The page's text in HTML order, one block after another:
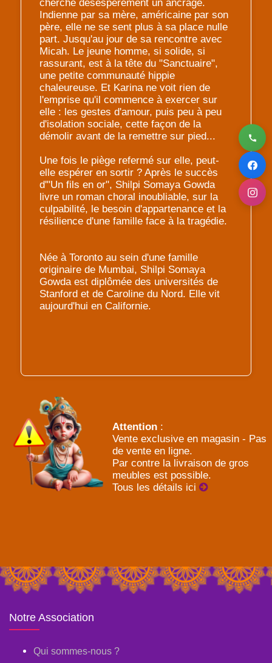
cherche désespérément un ancrage.
Indienne par sa mère, américaine par son
père, elle ne se sent plus à sa place nulle
part. Jusqu'au jour de sa rencontre avec
Micah. Le jeune homme, si solide, si
rassurant, est à la tête du "Sanctuaire",
une petite communauté hippie
chaleureuse. Et Karina ne voit rien de
l'emprise qu'il commence à exercer sur
elle : les gestes d'amour, puis peu à peu
d'isolation sociale, cette façon de la
démolir avant de la remettre sur pied...
Une fois le piège refermé sur elle, peut-
elle espérer en sortir ? Après le succès
d'"Un fils en or", Shilpi Somaya Gowda
livre un roman choral inoubliable, sur la
culpabilité, le besoin d'appartenance et la
résilience d'une famille face à la tragédie.
Née à Toronto au sein d'une famille
originaire de Mumbai, Shilpi Somaya
Gowda est diplômée des universités de
Stanford et de Caroline du Nord. Elle vit
aujourd'hui en Californie.
Attention :
Vente exclusive en magasin - Pas
de vente en ligne.
Par contre la livraison de gros
meubles est possible.
Tous les détails ici
Notre Association
Qui sommes-nous ?